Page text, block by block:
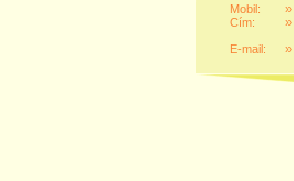
Mobil:
Cím:
E-mail:
»
»
»